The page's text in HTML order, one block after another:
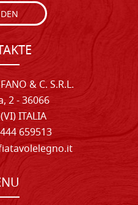
& C. S.R.L.
2 - 36066
ITALIA
659513